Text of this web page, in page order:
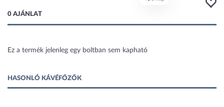
0 AJÁNLAT
Ez a termék jelenleg egy boltban sem kapható
HASONLÓ KÁVÉFŐZŐK